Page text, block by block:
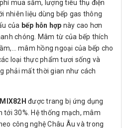
mua sắm, lượng tiêu thụ điện
nhiên liệu dùng bếp gas thông
của bếp hỗn hợp này cao hơn
chóng. Mâm từ của bếp thích
mâm hồng ngoại của bếp cho
loại thực phẩm tươi sống và
phải mất thời gian như cách
được trang bị ứng dụng
tới 30%. Hệ thống mạch, mâm
công nghệ Châu Âu và trong